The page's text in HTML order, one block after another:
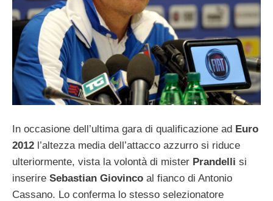
In occasione dell’ultima gara di qualificazione ad Euro
2012 l’altezza media dell’attacco azzurro si riduce
ulteriormente, vista la volontà di mister Prandelli si
inserire Sebastian Giovinco al fianco di Antonio
Cassano. Lo conferma lo stesso selezionatore